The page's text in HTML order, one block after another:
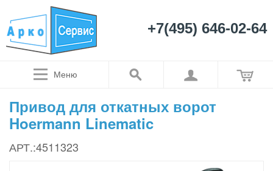
+7(495) 646-02-64
Меню
Привод для откатных ворот
Hoermann Linematic
АРТ.:4511323